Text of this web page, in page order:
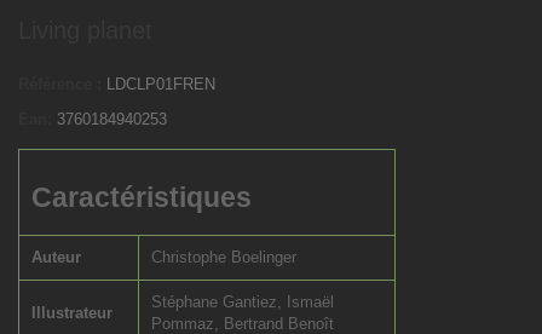
LDCLP01FREN
3760184940253
Caractéristiques
Auteur Christophe Boelinger
Illustrateur
Stéphane Gantiez, Ismaël
Pommaz, Bertrand Benoît